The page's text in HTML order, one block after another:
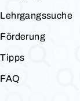
Lehrgangssuche
Förderung
Tipps
FAQ